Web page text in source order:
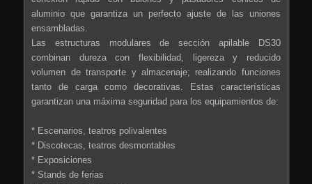
aluminio que garantiza un perfecto ajuste de las uniones
ensambladas.
Las estructuras modulares de sección apilable DS30
combinan dureza con flexibilidad, ligereza y reducido
volumen de transporte y almacenaje; realizando funciones
tanto de carga como decorativas. Estas características
garantizan una máxima seguridad para los equipamientos de:
* Escenarios, teatros polivalentes
* Discotecas, teatros desmontables
* Exposiciones
* Stands de ferias